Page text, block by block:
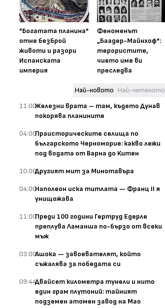
"Богатата планина"
отне безброй
животи и разори
Испанската
империя
Феноменът
„Баадер-Майнхоф":
терористите,
чието име ви
преследва
Най-новото Най-четеното
11:00Железни врата – там, където Дунав
покорява планините
04:00Праисторическите селища по
българското Черноморие: какво лежи
под водата от Варна до Китен
10:00Другият мит за Минотавъра
04:00Наполеон иска титлата — Франц II я
унищожава
11:00Преди 100 години Гертруд Едерле
преплува Ламанша по-бързо от всеки
мъж
03:00Ашока — завоевателят, който
съжалява за победата си
09:44Двайсет километра тунели и нито
един грам плутоний: тайният
подземен атомен завод на Мао